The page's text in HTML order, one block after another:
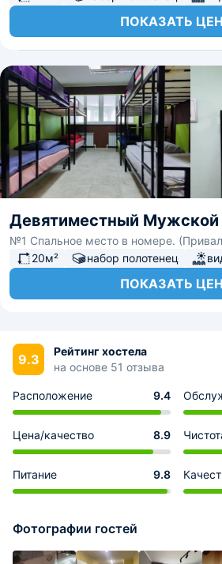
ПОКАЗАТЬ
Девятиместный Мужской
№1 Спальное место в номере.
20м²
набор полотенец
ПОКАЗАТЬ
9.3
Рейтинг хостела
на основе 51 отзыва
Расположение 9.4
Цена/качество 8.9
Питание 9.8
Фотографии гостей